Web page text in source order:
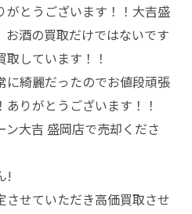
がとうございます！！大吉盛
酒の買取だけではないです
しています！！
に綺麗だったのでお値段頑張
りがとうございます！！
大吉 盛岡店で売却くださ
!
せていただき高価買取させ